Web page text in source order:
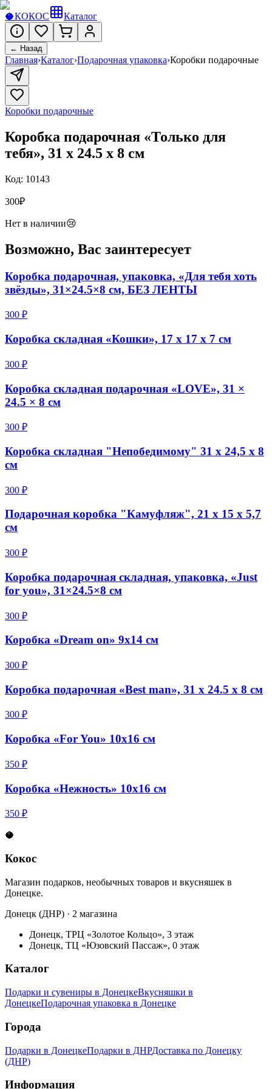
🥥КОКОС Каталог
← Назад
Главная›Каталог›Подарочная упаковка›Коробки подарочные
Коробки подарочные
Коробка подарочная «Только для
тебя», 31 х 24.5 х 8 см
Код: 10143
300₽
Нет в наличии😢
Возможно, Вас заинтересует
Коробка подарочная, упаковка, «Для тебя хоть
звёзды», 31×24.5×8 см, БЕЗ ЛЕНТЫ
300 ₽
Коробка складная «Кошки», 17 х 17 х 7 см
300 ₽
Коробка складная подарочная «LOVE», 31 ×
24.5 × 8 см
300 ₽
Коробка складная "Непобедимому" 31 х 24,5 х 8
см
300 ₽
Подарочная коробка "Камуфляж", 21 х 15 х 5,7
см
300 ₽
Коробка подарочная складная, упаковка, «Just
for you», 31×24.5×8 см
300 ₽
Коробка «Dream on» 9x14 см
300 ₽
Коробка подарочная «Best man», 31 х 24.5 х 8 см
300 ₽
Коробка «For You» 10x16 см
350 ₽
Коробка «Нежность» 10х16 см
350 ₽
🥥
Кокос
Магазин подарков, необычных товаров и вкусняшек в
Донецке.
Донецк (ДНР) · 2 магазина
Донецк, ТРЦ «Золотое Кольцо», 3 этаж
Донецк, ТЦ «Юзовский Пассаж», 0 этаж
Каталог
Подарки и сувениры в ДонецкеВкусняшки в
ДонецкеПодарочная упаковка в Донецке
Города
Подарки в ДонецкеПодарки в ДНРДоставка по Донецку
(ДНР)
Информация